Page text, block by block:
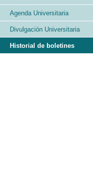
Agenda Universitaria
Divulgación Universitaria
Historial de boletines